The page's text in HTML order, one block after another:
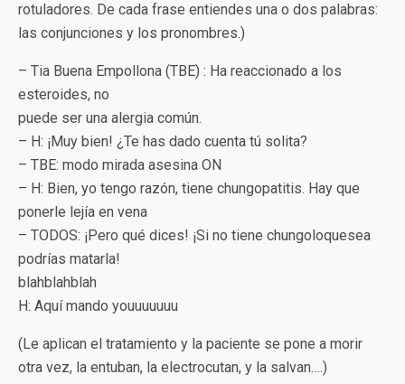
rotuladores. De cada frase entiendes una o dos palabras:
las conjunciones y los pronombres.)
– Tia Buena Empollona (TBE) : Ha reaccionado a los
esteroides, no
puede ser una alergia común.
– H: ¡Muy bien! ¿Te has dado cuenta tú solita?
– TBE: modo mirada asesina ON
– H: Bien, yo tengo razón, tiene chungopatitis. Hay que
ponerle lejía en vena
– TODOS: ¡Pero qué dices! ¡Si no tiene chungoloquesea
podrías matarla!
blahblahblah
H: Aquí mando youuuuuuu
(Le aplican el tratamiento y la paciente se pone a morir
otra vez, la entuban, la electrocutan, y la salvan….)